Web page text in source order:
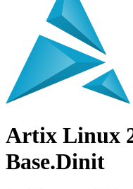
Artix Linux
Base.Dinit